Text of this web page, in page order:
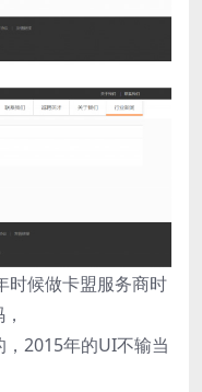
时候做卡盟服务商时
2015年的UI不输当